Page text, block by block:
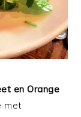
en Orange
met